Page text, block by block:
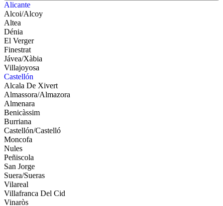
Alicante
Alcoi/Alcoy
Altea
Dénia
El Verger
Finestrat
Jávea/Xàbia
Villajoyosa
Castellón
Alcala De Xivert
Almassora/Almazora
Almenara
Benicàssim
Burriana
Castellón/Castelló
Moncofa
Nules
Peñiscola
San Jorge
Suera/Sueras
Vilareal
Villafranca Del Cid
Vinaròs